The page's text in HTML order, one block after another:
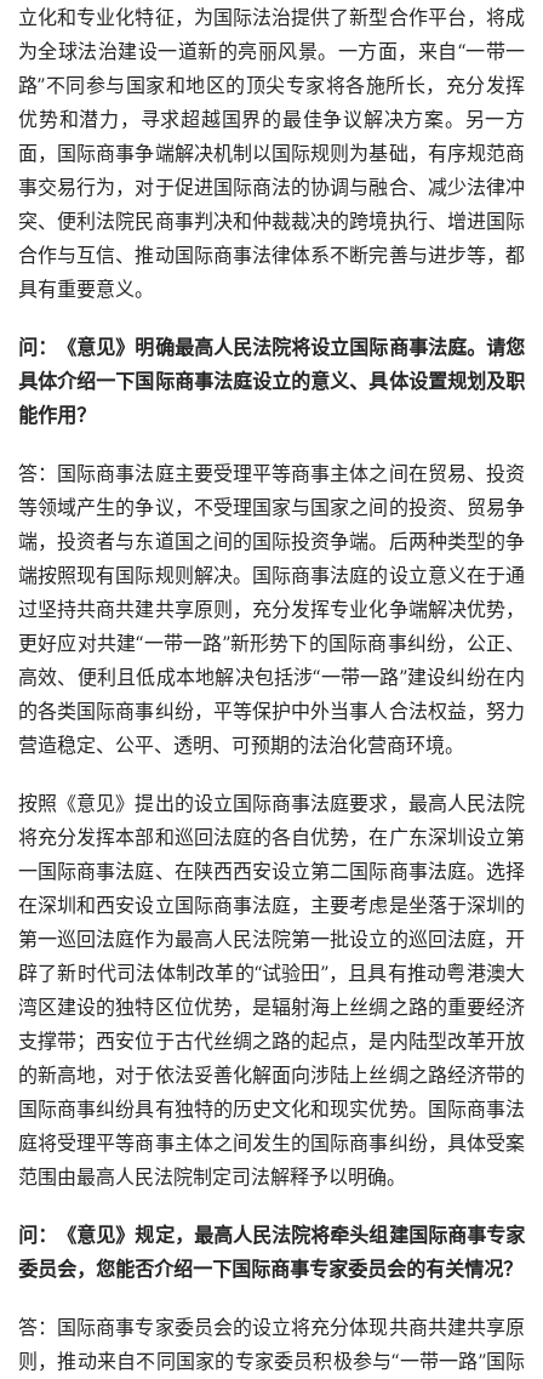
立化和专业化特征，为国际法治提供了新型合作平台，将成
为全球法治建设一道新的亮丽风景。一方面，来自“一带一
路”不同参与国家和地区的顶尖专家将各施所长，充分发挥
优势和潜力，寻求超越国界的最佳争议解决方案。另一方
面，国际商事争端解决机制以国际规则为基础，有序规范商
事交易行为，对于促进国际商法的协调与融合、减少法律冲
突、便利法院民商事判决和仲裁裁决的跨境执行、增进国际
合作与互信、推动国际商事法律体系不断完善与进步等，都
具有重要意义。
问：《意见》明确最高人民法院将设立国际商事法庭。请您
具体介绍一下国际商事法庭设立的意义、具体设置规划及职
能作用？
答：国际商事法庭主要受理平等商事主体之间在贸易、投资
等领域产生的争议，不受理国家与国家之间的投资、贸易争
端，投资者与东道国之间的国际投资争端。后两种类型的争
端按照现有国际规则解决。国际商事法庭的设立意义在于通
过坚持共商共建共享原则，充分发挥专业化争端解决优势，
更好应对共建“一带一路”新形势下的国际商事纠纷，公正、
高效、便利且低成本地解决包括涉“一带一路”建设纠纷在内
的各类国际商事纠纷，平等保护中外当事人合法权益，努力
营造稳定、公平、透明、可预期的法治化营商环境。
按照《意见》提出的设立国际商事法庭要求，最高人民法院
将充分发挥本部和巡回法庭的各自优势，在广东深圳设立第
一国际商事法庭、在陕西西安设立第二国际商事法庭。选择
在深圳和西安设立国际商事法庭，主要考虑是坐落于深圳的
第一巡回法庭作为最高人民法院第一批设立的巡回法庭，开
辟了新时代司法体制改革的“试验田”，且具有推动粤港澳大
湾区建设的独特区位优势，是辐射海上丝绸之路的重要经济
支撑带；西安位于古代丝绸之路的起点，是内陆型改革开放
的新高地，对于依法妥善化解面向涉陆上丝绸之路经济带的
国际商事纠纷具有独特的历史文化和现实优势。国际商事法
庭将受理平等商事主体之间发生的国际商事纠纷，具体受案
范围由最高人民法院制定司法解释予以明确。
问：《意见》规定，最高人民法院将牵头组建国际商事专家
委员会，您能否介绍一下国际商事专家委员会的有关情况？
答：国际商事专家委员会的设立将充分体现共商共建共享原
则，推动来自不同国家的专家委员积极参与“一带一路”国际